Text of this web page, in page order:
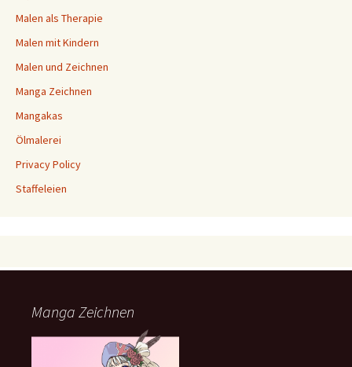
Malen als Therapie
Malen mit Kindern
Malen und Zeichnen
Manga Zeichnen
Mangakas
Ölmalerei
Privacy Policy
Staffeleien
Manga Zeichnen